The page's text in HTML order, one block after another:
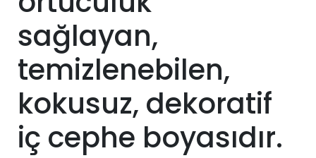
sağlayan,
temizlenebilen,
kokusuz, dekoratif
iç cephe boyasıdır.